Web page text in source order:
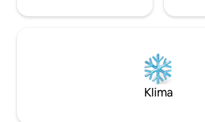
Klima